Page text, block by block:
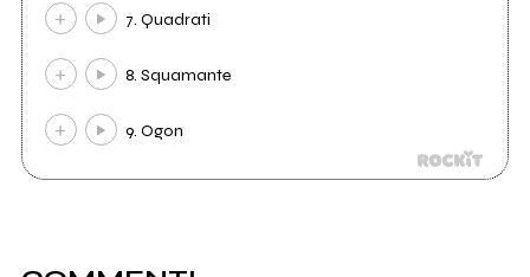
7. Quadrati
8. Squamante
9. Ogon